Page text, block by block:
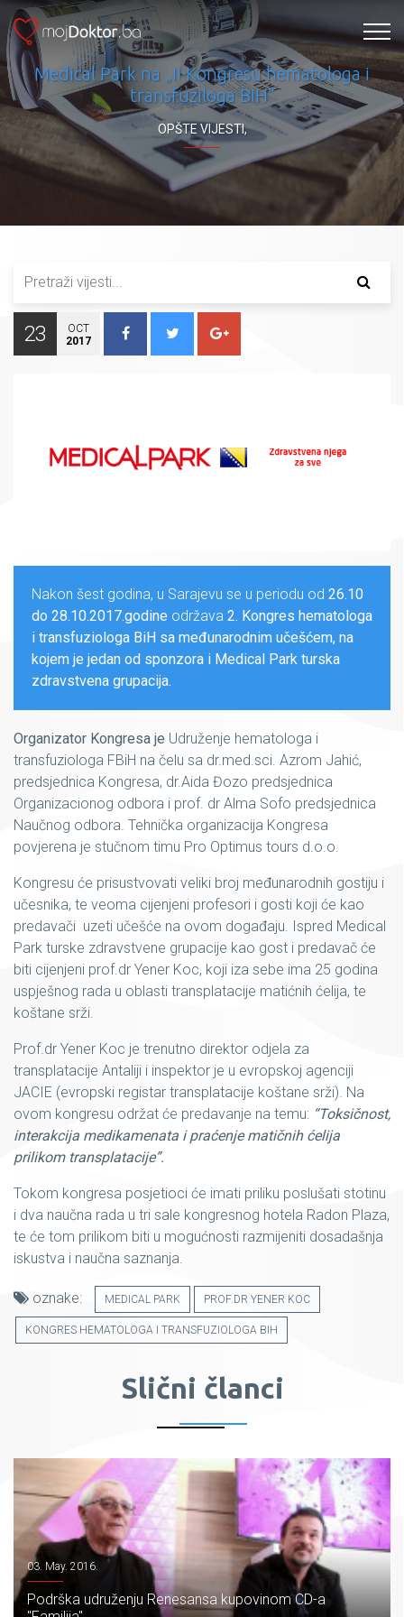
Medical Park na „II Kongresu hematologa i
transfuziloga BiH”
OPŠTE VIJESTI,
23
OCT
2017
Nakon šest godina, u Sarajevu se u periodu od 26.10
do 28.10.2017.godine održava 2. Kongres hematologa
i transfuziologa BiH sa međunarodnim učešćem, na
kojem je jedan od sponzora i Medical Park turska
zdravstvena grupacija.
Organizator Kongresa je Udruženje hematologa i
transfuziologa FBiH na čelu sa dr.med.sci. Azrom Jahić,
predsjednica Kongresa, dr.Aida Đozo predsjednica
Organizacionog odbora i prof. dr Alma Sofo predsjednica
Naučnog odbora. Tehnička organizacija Kongresa
povjerena je stučnom timu Pro Optimus tours d.o.o.
Kongresu će prisustvovati veliki broj međunarodnih gostiju i
učesnika, te veoma cijenjeni profesori i gosti koji će kao
predavači uzeti učešće na ovom događaju. Ispred Medical
Park turske zdravstvene grupacije kao gost i predavač će
biti cijenjeni prof.dr Yener Koc, koji iza sebe ima 25 godina
uspješnog rada u oblasti transplatacije matićnih ćelija, te
koštane srži.
Prof.dr Yener Koc je trenutno direktor odjela za
transplatacije Antaliji i inspektor je u evropskoj agenciji
JACIE (evropski registar transplatacije koštane srži). Na
ovom kongresu održat će predavanje na temu: “Toksičnost,
interakcija medikamenata i praćenje matičnih ćelija
prilikom transplatacije”.
Tokom kongresa posjetioci će imati priliku poslušati stotinu
i dva naučna rada u tri sale kongresnog hotela Radon Plaza,
te će tom prilikom biti u mogućnosti razmijeniti dosadašnja
iskustva i naučna saznanja.
oznake: MEDICAL PARK PROF.DR YENER KOC
KONGRES HEMATOLOGA I TRANSFUZIOLOGA BIH
Slični članci
03. May. 2016.
Podrška udruženju Renesansa kupovinom CD-a